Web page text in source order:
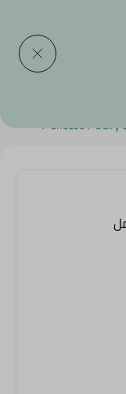
Dairy
/
Cheese
/